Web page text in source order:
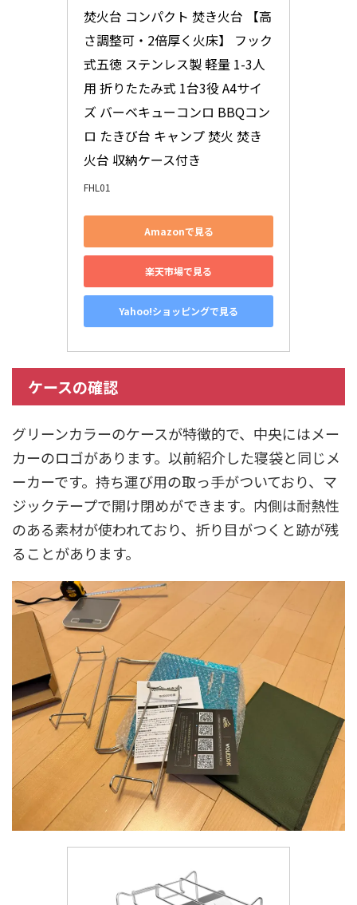
焚火台 コンパクト 焚き火台 【高
さ調整可・2倍厚く火床】 フック
式五徳 ステンレス製 軽量 1-3人
用 折りたたみ式 1台3役 A4サイ
ズ バーベキューコンロ BBQコン
ロ たきび台 キャンプ 焚火 焚き
火台 収納ケース付き
FHL01
Amazonで見る
楽天市場で見る
Yahoo!ショッピングで見る
ケースの確認
グリーンカラーのケースが特徴的で、中央にはメー
カーのロゴがあります。以前紹介した寝袋と同じメ
ーカーです。持ち運び用の取っ手がついており、マ
ジックテープで開け閉めができます。内側は耐熱性
のある素材が使われており、折り目がつくと跡が残
ることがあります。